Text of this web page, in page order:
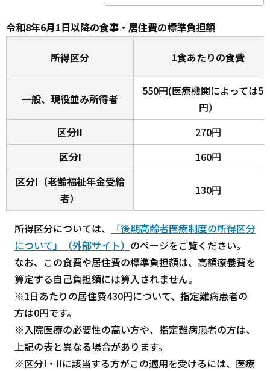
令和8年6月1日以降の食事・居住費の標準負担額
所得区分 1食あたりの食費
一般、現役並み所得者
550円(医療機関によっては
円）
区分II
270円
区分I
160円
区分I（老齢福祉年金受給
者）
130円
所得区分については、
「後期高齢者医療制度の所得区分
について」（外部サイト） のページをご覧ください。
なお、この食費や居住費の標準負担額は、高額療養費を
算定する自己負担額には算入されません。
※1日あたりの居住費430円について、指定難病患者の
方は0円です。
※入院医療の必要性の高い方や、指定難病患者の方は、
上記の表と異なる場合があります。
※区分I・IIに該当する方がこの適用を受けるには、医療